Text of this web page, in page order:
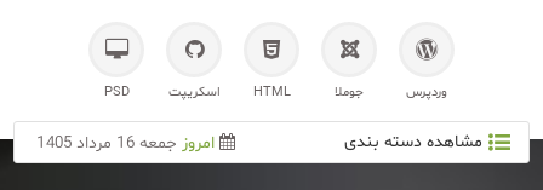
وردپرس جوملا HTML اسکریپت PSD
مشاهده دسته بندی امروز جمعه 16 مرداد 1405